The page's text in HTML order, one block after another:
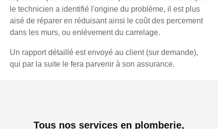
le technicien a identifié l'origine du problème, il est plus
aisé de réparer en réduisant ainsi le coût des percement
dans les murs, ou enlèvement du carrelage.
Un rapport détaillé est envoyé au client (sur demande),
qui par la suite le fera parvenir à son assurance.
Tous nos services en plomberie,